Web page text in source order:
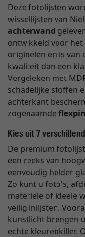
Deze fotolijsten
wissellijsten van
achterwand
ontwikkeld voor het
originelen en is van
kwaliteit dan een
Vergeleken met
schadelijke stoffen
achterkant
zogenaamde
Kies uit 7
De premium
een reeks van
eenvoudig helder
Zo kunt u foto's,
materiële of ideële
veilig inlijsten.
kunstlicht brengen
echte kleurenkiller.